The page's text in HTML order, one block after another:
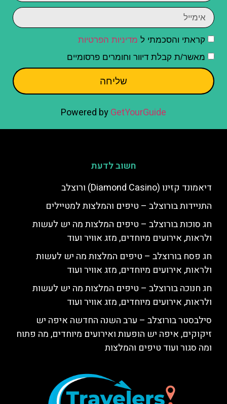
קראתי והסכמתי ל מדיניות הפרטיות
מאשר/ת קבלת דיוור וחומרים פרסומיים
שליחה
Powered byGetYourGuide
חשוב לדעת
דיאמונד קזינו (Diamond Casino) ורוצלב
התניידות בורוצלב – טיפים והמלצות למטיילים
חג סוכות בורוצלב – טיפים המלצות מה יש לעשות
ולראות, אירועים מיוחדים, מזג אוויר ועוד
חג פסח בורוצלב – טיפים המלצות מה יש לעשות
ולראות, אירועים מיוחדים, מזג אוויר ועוד
חג חנוכה בורוצלב – טיפים המלצות מה יש לעשות
ולראות, אירועים מיוחדים, מזג אוויר ועוד
סילבסטר בורוצלב – ערב השנה החדשה איפה יש
זיקוקים, איפה יש הופעות ואירועים מיוחדים, מה פתוח
ומה סגור ועוד טיפים והמלצות